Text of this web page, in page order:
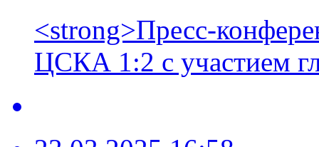
<strong>Пресс-
ЦСКА 1:2 с участием